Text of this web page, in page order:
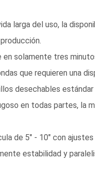
larga del uso, la
solamente tres
que requieren una
desechables
en todas partes, la
de 5" - 10" con ajustes
estabilidad y